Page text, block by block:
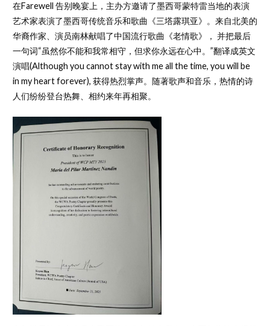
在Farewell 告别晚宴上，主办方邀请了墨西哥蒙特雷当地的表演
艺术家表演了墨西哥传统音乐和歌曲《三塔露琪亚》。来自北美的
华裔作家、演员南林献唱了中国流行歌曲《老情歌》， 并把最后
一句词“虽然你不能和我常相守，但求你永远在心中。”翻译成英文
演唱(Although you cannot stay with me all the time, you will be
in my heart forever), 获得热烈掌声。随著歌声和音乐，热情的诗
人们纷纷登台热舞、相约来年再相聚。